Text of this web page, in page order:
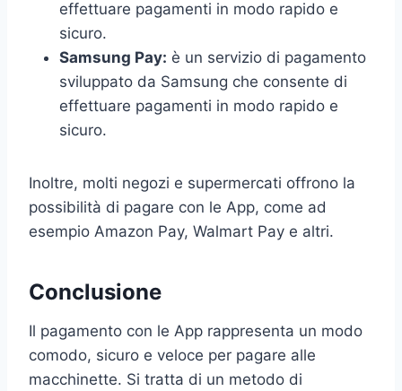
effettuare pagamenti in modo rapido e
sicuro.
Samsung Pay: è un servizio di pagamento
sviluppato da Samsung che consente di
effettuare pagamenti in modo rapido e
sicuro.
Inoltre, molti negozi e supermercati offrono la
possibilità di pagare con le App, come ad
esempio Amazon Pay, Walmart Pay e altri.
Conclusione
Il pagamento con le App rappresenta un modo
comodo, sicuro e veloce per pagare alle
macchinette. Si tratta di un metodo di